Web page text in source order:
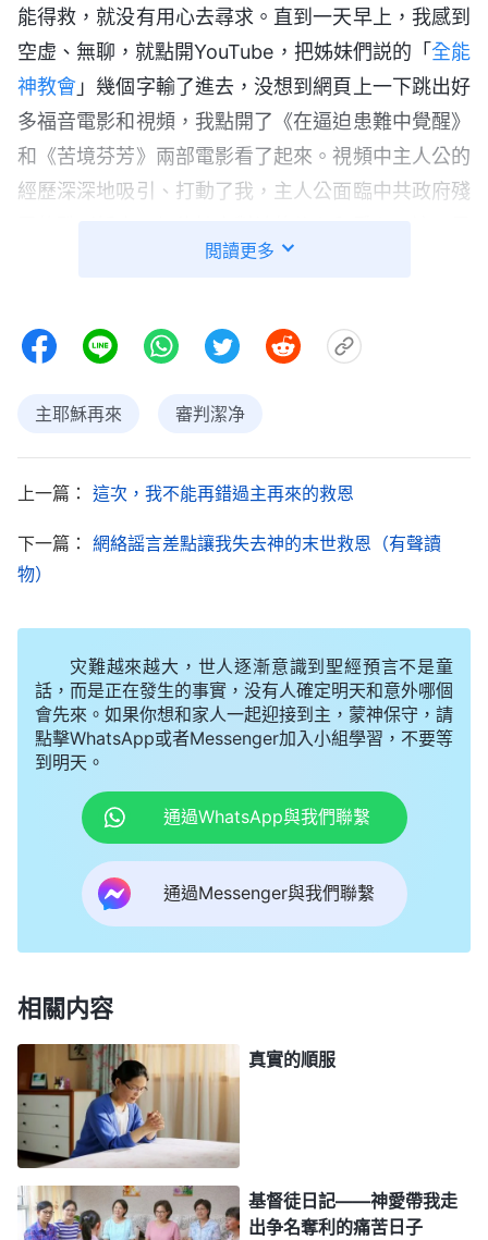
能得救，就没有用心去尋求。直到一天早上，我感到
空虚、無聊，就點開YouTube，把姊妹們説的「全能
神教會 」幾個字輸了進去，没想到網頁上一下跳出好
多福音電影和視頻，我點開了《在逼迫患難中覺醒》
和《苦境芬芳》兩部電影看了起來。視頻中主人公的
經歷深深地吸引、打動了我，主人公面臨中共政府殘
我所嚮往得到的，我邊看邊流泪。更奇妙的是，秦姊
這才知道原來那段話是全能神的話。我想起姊妹之前
讀的話中説：「我曾經叫過耶和華，也曾經被人稱為
彌賽亞，人也曾經愛戴我叫我救主耶穌，今天我已不
柄、尊貴、榮耀地興起在地極的神自己。
一 神的顯現與作工・「救主」早已駕着「白雲」重歸》
這樣看來，全能神就是主耶穌的再來了！我趕緊給秦
看電影明白了，全能神就是重返肉身的主耶穌。
Lucy姊妹聽完後激動地説：「姊妹，你今天能明白
過來，真是感謝神的恩待！」當時我既高興又慚愧。
看全能神教會的電影及詩歌視頻，我越看心裏越亮
主又有了信心和愛心，好像重新回到了主的懷抱，很
自己總也擺脱不了罪性的捆綁。Lucy姊妹交通説：
「這個問題提得好，聖經上説『罪的工價乃是死』
（羅馬書6:23），我們還能常常犯罪抵擋神，就不能
進入神的國，所以，明白這個問題直接關係到我們信
神能否進天國。我們先來看幾段全能神的話吧。神
説：『耶穌當時作的工作是救贖整個人類，凡信他的
罪就得以赦免，你只要信他他就救贖你，你只要信他
閲讀更多
主耶穌再來 審判潔净
上一篇： 這次，我不能再錯過主再來的救恩
下一篇： 網絡謡言差點讓我失去神的末世救恩（有聲讀
物）
灾難越來越大，世人逐漸意識到聖經預言不是童
話，而是正在發生的事實，没有人確定明天和意外哪個
會先來。如果你想和家人一起迎接到主，蒙神保守，請
點擊WhatsApp或者Messenger加入小組學習，不要等
到明天。
通過WhatsApp與我們聯繫
通過Messenger與我們聯繫
相關内容
真實的順服
基督徒日記——神愛帶我走
出争名奪利的痛苦日子